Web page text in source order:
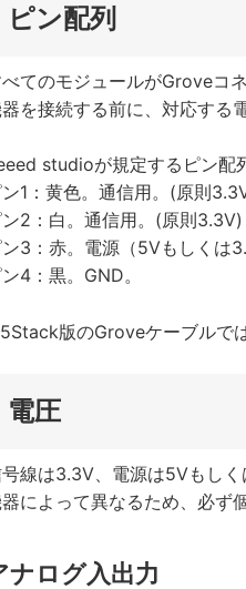
ピン配列
てのモジュールがGroveコ
を接続する前に、対応する
studioが規定するピン配
ン1：黄色。通信用。(原則
ン2：白。通信用。(原則3.3V)
ン3：赤。電源（5Vもしくは
ン4：黒。GND。
版のGroveケーブルで
電圧
線は3.3V、電源は5Vもしく
によって異なるため、必ず
ナログ入出力